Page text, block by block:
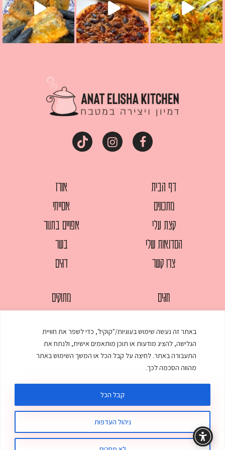
באתר זה נעשה שימוש בעוגיות/"קוקיז", כדי לשפר את חוויית
הגלישה, להציג מודעות או תוכן מותאמים אישית, ולנתח את
התעבורה באתר. לחיצה על קבל הכל או המשך השימוש באתר
מהווה הסכמה לכך.
ניהול העדפות
קבל הכל
דף הבית
מתכונים
קצת עלי
הסדנאות שלי
צרו קשר
אורז
אסייתי
אפויים בתנור
בשר
דגים
חגים
מאפים
ממולאים
מרקים
מתוקים
עוגות
עוף
© כל הזכויות שמורות לענת אלישע | עיצוב ובניית אתר
תקנון האתר מדיניות פרטיות